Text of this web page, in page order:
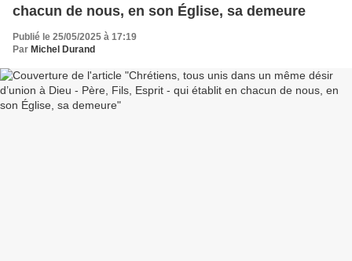
chacun de nous, en son Église, sa demeure
Publié le 25/05/2025 à 17:19
Par Michel Durand